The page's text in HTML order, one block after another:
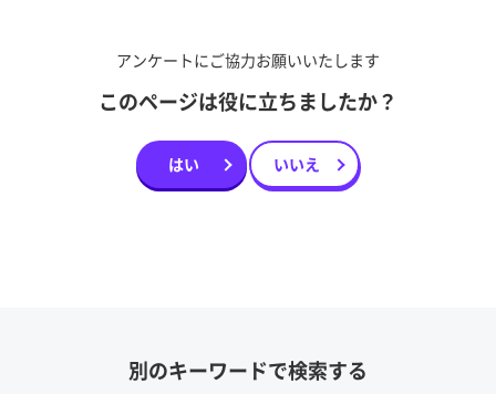
アンケートにご協力お願いいたします
このページは役に立ちましたか？
はい いいえ
別のキーワードで検索する